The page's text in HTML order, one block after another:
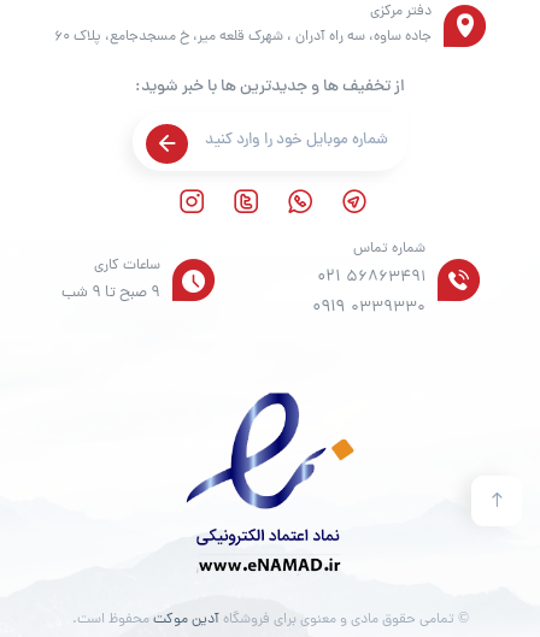
شماره تماس
021 56863491
0919 0339330
ساعات کاری
9 صبح تا 9 شب
دفتر مرکزی
جاده ساوه، سه راه آدران ، شهرک قلعه میر، خ مسجدجامع، پلاک 60
از تخفیف ها و جدیدترین ها با خبر شوید:
© تمامی حقوق مادی و معنوی برای فروشگاهآدین موکتمحفوظ است.